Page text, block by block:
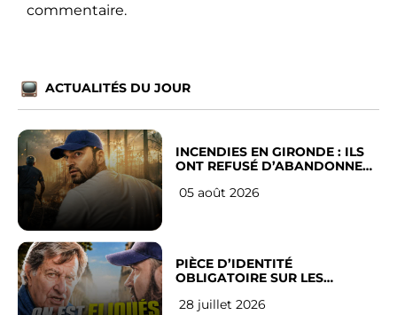
commentaire.
ACTUALITÉS DU JOUR
INCENDIES EN GIRONDE : ILS
ONT REFUSÉ D’ABANDONNER
05 août 2026
PIÈCE D’IDENTITÉ
OBLIGATOIRE SUR LES
Français
28 juillet 2026